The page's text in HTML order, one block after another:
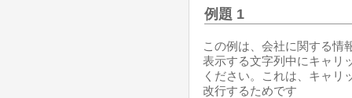
例題 1
この例は、会社に関する情
表示する文字列中にキャリ
ください。これは、キャリ
改行するためです